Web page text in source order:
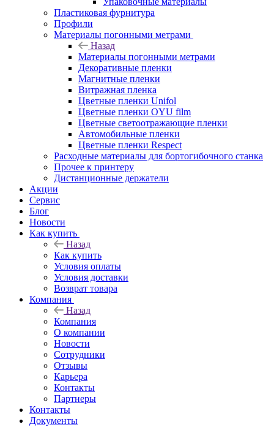
Пластиковая фурнитура
Профили
Материалы погонными метрами
Назад
Материалы погонными метрами
Декоративные пленки
Магнитные пленки
Витражная пленка
Цветные пленки Unifol
Цветные пленки OYU film
Цветные светоотражающие пленки
Автомобильные пленки
Цветные пленки Respect
Расходные материалы для бортогибочного станка
Прочее к принтеру
Дистанционные держатели
Акции
Сервис
Блог
Новости
Как купить
Назад
Как купить
Условия оплаты
Условия доставки
Возврат товара
Компания
Назад
Компания
О компании
Новости
Сотрудники
Отзывы
Карьера
Контакты
Партнеры
Контакты
Документы